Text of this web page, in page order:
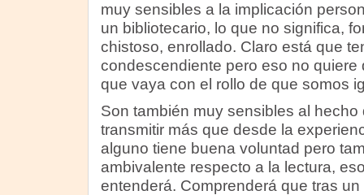
muy sensibles a la implicación
un bibliotecario, lo que no significa,
chistoso, enrollado. Claro está que
condescendiente pero eso no quiere
que vaya con el rollo de que somos
Son también muy sensibles al
transmitir más que desde la
alguno tiene buena voluntad pero
ambivalente respecto a la lectura,
entenderá. Comprenderá que tras